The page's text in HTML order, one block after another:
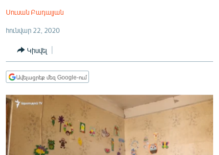
ՏՆՏԵՍՈՒԹՅՈՒՆ
ՂԱՐԱԲԱՂ
ՏԱՐԱԾԱՇՐՋԱՆ
ՄԻՋԱԶԳԱՅԻՆ
ՄՇԱԿՈՒՅԹ
Սուսան Բադալյան
հունվար 22, 2020
Կիսվել
Ավելացրեք մեզ Google-ում